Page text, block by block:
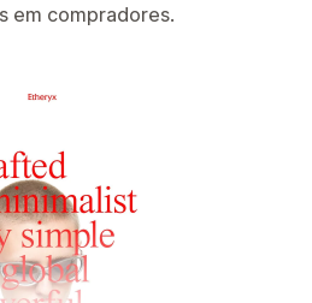
em compradores.